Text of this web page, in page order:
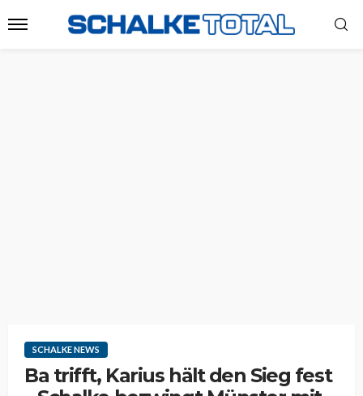
SCHALKE NEWS
Ba trifft, Karius hält den Sieg fest